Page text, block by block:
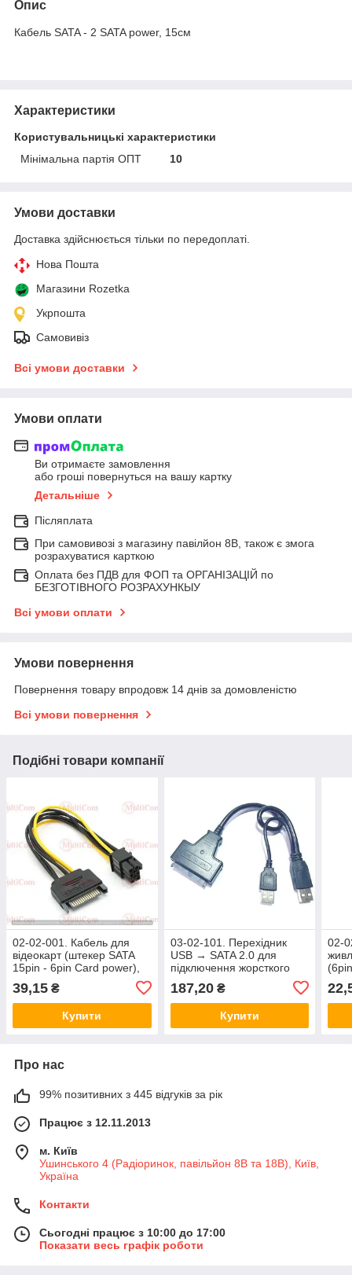
Опис
Кабель SATA - 2 SATA power, 15см
Характеристики
Користувальницькі характеристики
Мінімальна партія ОПТ
10
Умови доставки
Доставка здійснюється тільки по передоплаті.
Нова Пошта
Магазини Rozetka
Укрпошта
Самовивіз
Всі умови доставки
Умови оплати
Ви отримаєте замовлення
або гроші повернуться на вашу картку
Детальніше
Післяплата
При самовивозі з магазину павілйон 8В, також є змога
розрахуватися карткою
Оплата без ПДВ для ФОП та ОРГАНІЗАЦІЙ по
БЕЗГОТІВНОГО РОЗРАХУНКЫУ
Всі умови оплати
Умови повернення
Повернення товару впродовж 14 днів за домовленістю
Всі умови повернення
Подібні товари компанії
02-02-001. Кабель для
відеокарт (штекер SATA
15pin - 6pin Card power),
39,15 ₴
Купити
03-02-101. Перехідник
USB → SATA 2.0 для
підключення жорсткого
диска (2шт.USB - гн.SATA)
187,20₴
Купити
02-
Про нас
99% позитивних з 445 відгуків за рік
Працює з 12.11.2013
м. Київ
Ушинського 4 (Радіоринок, павільйон 8В та 18В), Київ,
Україна
Контакти
Сьогодні працює з 10:00 до 17:00
Показати весь графік роботи